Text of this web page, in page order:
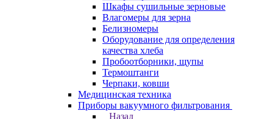
Шкафы сушильные зерновые
Влагомеры для зерна
Белизномеры
Оборудование для определения
качества хлеба
Пробоотборники, щупы
Термоштанги
Черпаки, ковши
Медицинская техника
Приборы вакуумного фильтрования
Назад